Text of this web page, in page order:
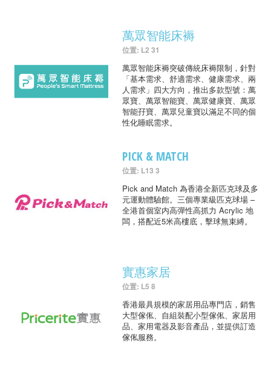
萬眾智能床褥
位置: L2 31
萬眾智能床褥突破傳統床褥限制，針對
「基本需求、舒適需求、健康需求、兩
人需求」四大方向，推出多款型號：萬
眾寶、萬眾智能寶、萬眾健康寶、萬眾
智能孖寶、萬眾兒童寶以滿足不同的個
性化睡眠需求。
PICK & MATCH
位置: L13 3
Pick and Match 為香港全新匹克球及多
元運動體驗館。三個專業級匹克球場 –
全港首個室内高彈性高抓力 Acrylic 地
闆，搭配近5米高樓底，擊球無束縛。
實惠家居
位置: L5 8
香港最具規模的家居用品專門店，銷售
大型傢俬、自組裝配小型傢俬、家居用
品、家用電器及影音產品，並提供訂造
傢俬服務。